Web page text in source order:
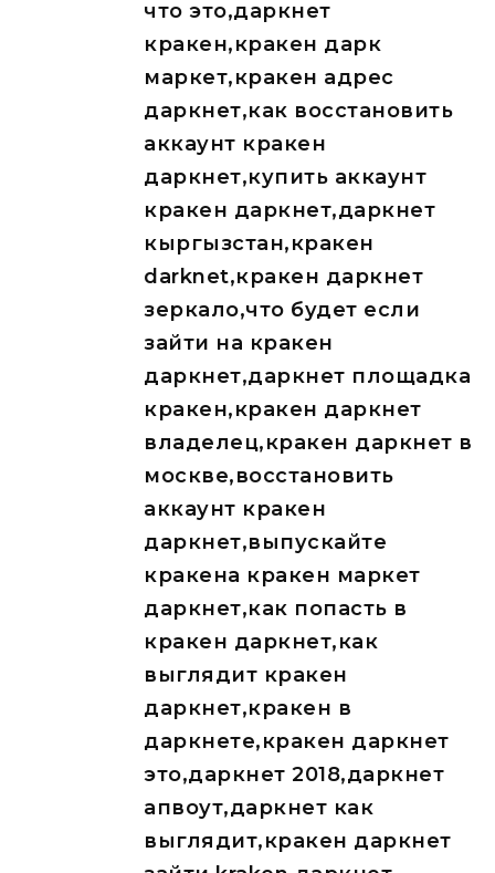
что это,даркнет
кракен,кракен дарк
маркет,кракен адрес
даркнет,как восстановить
аккаунт кракен
даркнет,купить аккаунт
кракен даркнет,даркнет
кыргызстан,кракен
darknet,кракен даркнет
зеркало,что будет если
зайти на кракен
даркнет,даркнет площадка
кракен,кракен даркнет
владелец,кракен даркнет в
москве,восстановить
аккаунт кракен
даркнет,выпускайте
кракена кракен маркет
даркнет,как попасть в
кракен даркнет,как
выглядит кракен
даркнет,кракен в
даркнете,кракен даркнет
это,даркнет 2018,даркнет
апвоут,даркнет как
выглядит,кракен даркнет